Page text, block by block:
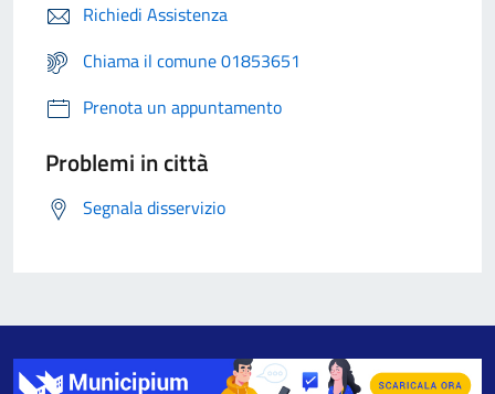
Richiedi Assistenza
Chiama il comune 01853651
Prenota un appuntamento
Problemi in città
Segnala disservizio